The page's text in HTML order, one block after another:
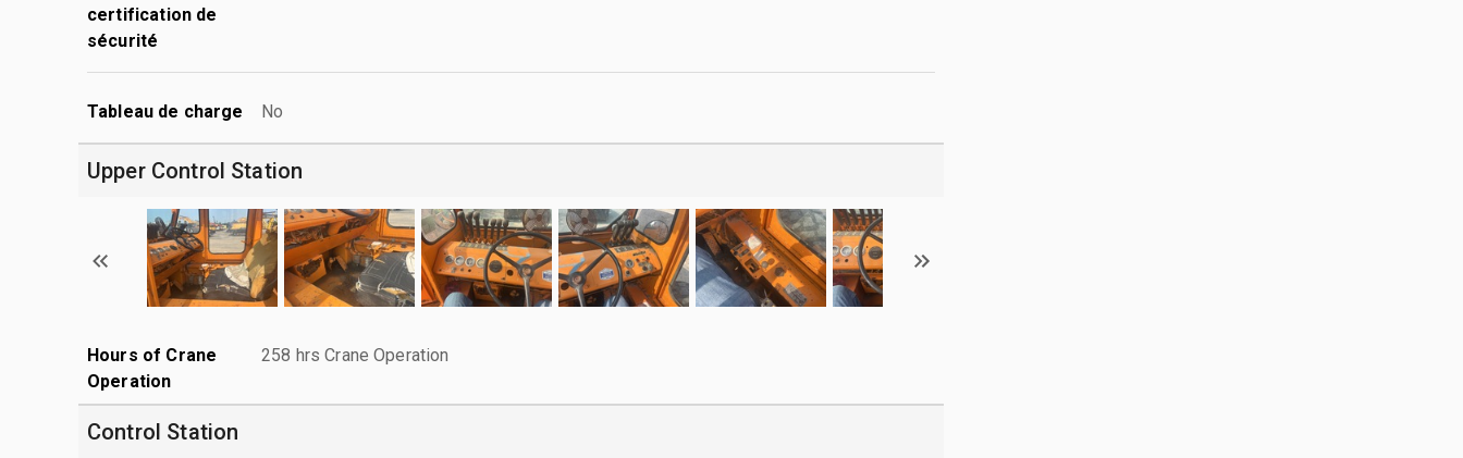
certification de
sécurité
Tableau de charge No
Upper Control Station
Hours of Crane
Operation
258 hrs Crane Operation
Control Station